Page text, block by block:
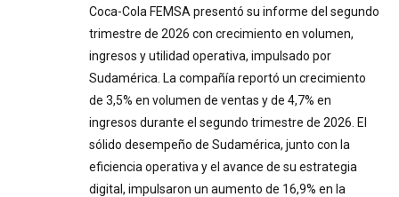
Coca-Cola FEMSA presentó su informe del segundo
trimestre de 2026 con crecimiento en volumen,
ingresos y utilidad operativa, impulsado por
Sudamérica. La compañía reportó un crecimiento
de 3,5% en volumen de ventas y de 4,7% en
ingresos durante el segundo trimestre de 2026. El
sólido desempeño de Sudamérica, junto con la
eficiencia operativa y el avance de su estrategia
digital, impulsaron un aumento de 16,9% en la